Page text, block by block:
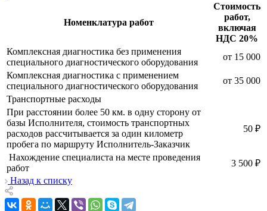
Номенклатура работ
Стоимость
работ,
включая
НДС 20%
Комплексная диагностика без применения
специального диагностического оборудования
от 15 000
Комплексная диагностика с применением
специального диагностического оборудования
от 35 000
Транспортные расходы
При расстоянии более 50 км. в одну сторону от
базы Исполнителя, стоимость транспортных
расходов рассчитывается за один километр
пробега по маршруту Исполнитель-Заказчик
50 ₽
Нахождение специалиста на месте проведения
работ
3 500 ₽
Назад к списку